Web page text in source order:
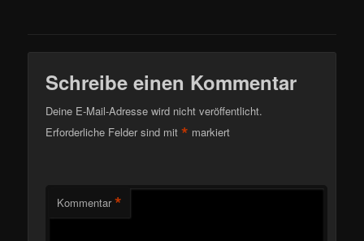
Schreibe einen Kommentar
Deine E-Mail-Adresse wird nicht veröffentlicht.
Erforderliche Felder sind mit* markiert
Kommentar *